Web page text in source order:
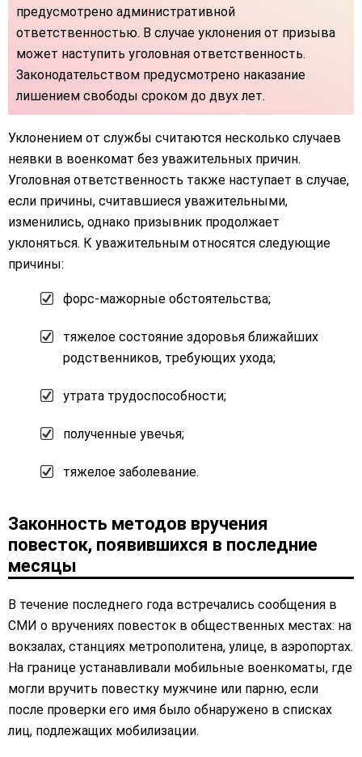
предусмотрено административной
ответственностью. В случае уклонения от призыва
может наступить уголовная ответственность.
Законодательством предусмотрено наказание
лишением свободы сроком до двух лет.
Уклонением от службы считаются несколько случаев
неявки в военкомат без уважительных причин.
Уголовная ответственность также наступает в случае,
если причины, считавшиеся уважительными,
изменились, однако призывник продолжает
уклоняться. К уважительным относятся следующие
причины:
форс-мажорные обстоятельства;
тяжелое состояние здоровья ближайших
родственников, требующих ухода;
утрата трудоспособности;
полученные увечья;
тяжелое заболевание.
Законность методов вручения
повесток, появившихся в последние
месяцы
В течение последнего года встречались сообщения в
СМИ о вручениях повесток в общественных местах: на
вокзалах, станциях метрополитена, улице, в аэропортах.
На границе устанавливали мобильные военкоматы, где
могли вручить повестку мужчине или парню, если
после проверки его имя было обнаружено в списках
лиц, подлежащих мобилизации.